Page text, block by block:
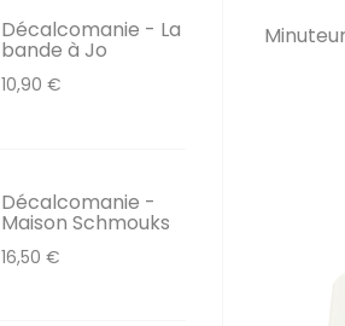
Décalcomanie - La
bande à Jo
10,90 €
Décalcomanie -
Maison Schmouks
16,50 €